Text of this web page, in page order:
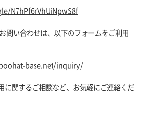
N7hPf6rVhUiNpwS8f
問い合わせは、以下のフォームをご利用
base.net/inquiry/
に関するご相談など、お気軽にご連絡くだ